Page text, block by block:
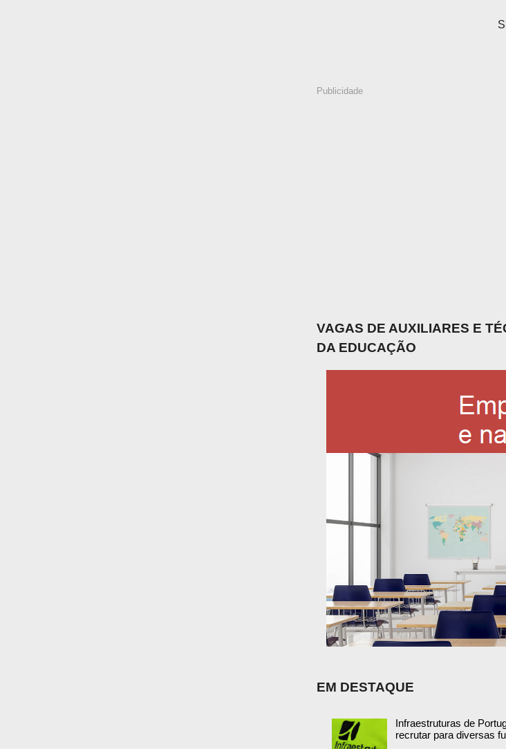
Publicidade
VAGAS DE AUXILIARES E
DA EDUCAÇÃO
EM DESTAQUE
Infraestruturas de
recrutar para diversas